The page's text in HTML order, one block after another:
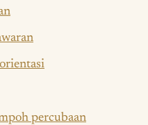
percubaan